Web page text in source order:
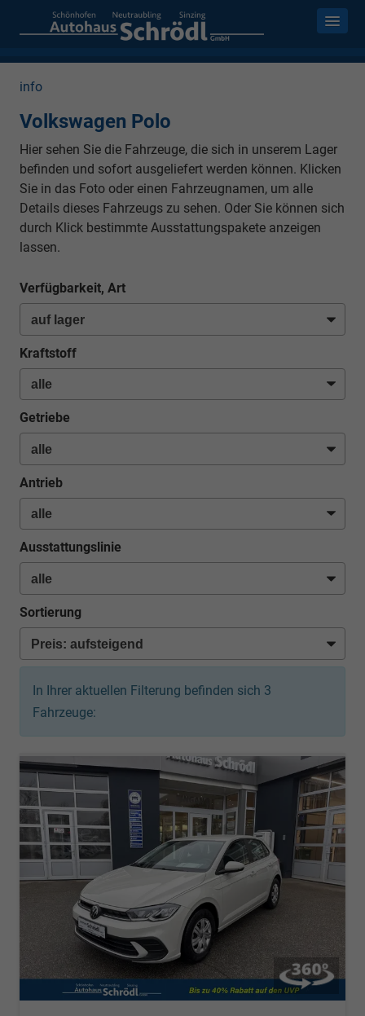
info
Volkswagen Polo
Hier sehen Sie die Fahrzeuge, die sich in unserem Lager
befinden und sofort ausgeliefert werden können. Klicken
Sie in das Foto oder einen Fahrzeugnamen, um alle
Details dieses Fahrzeugs zu sehen. Oder Sie können sich
durch Klick bestimmte Ausstattungspakete anzeigen
lassen.
Verfügbarkeit, Art
Kraftstoff
Getriebe
Antrieb
Ausstattungslinie
Sortierung
In Ihrer aktuellen Filterung befinden sich 3
Fahrzeuge: